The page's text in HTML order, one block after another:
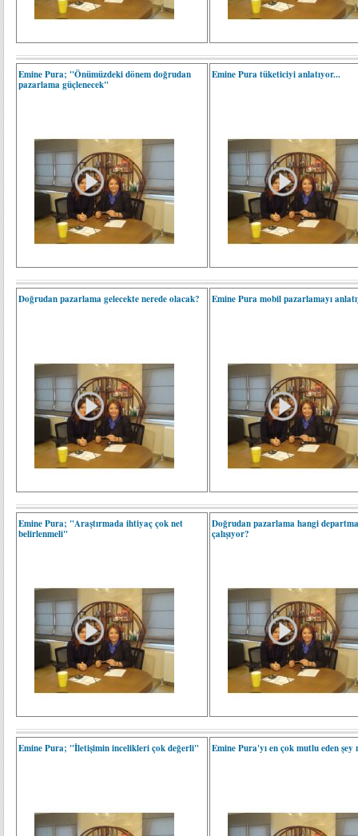
Emine Pura; "Önümüzdeki dönem doğrudan
pazarlama güçlenecek"
Emine Pura tüketiciyi anlatıyor...
Doğrudan pazarlama gelecekte nerede olacak? Emine Pura mobil pazarlamayı
Emine Pura; "Araştırmada ihtiyaç çok net
belirlenmeli"
Doğrudan pazarlama hangi
çalışıyor?
Emine Pura; "İletişimin incelikleri çok değerli" Emine Pura'yı en çok mutlu eden şey